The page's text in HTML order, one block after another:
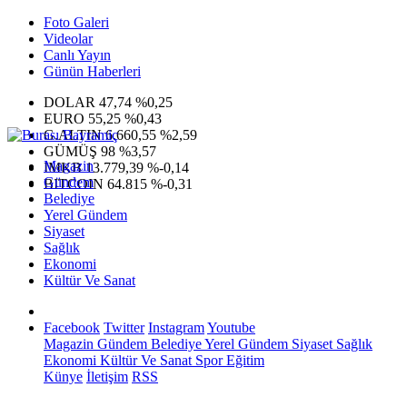
Foto Galeri
Videolar
Canlı Yayın
Günün Haberleri
DOLAR 47,74 %0,25
EURO 55,25 %0,43
G.ALTIN6.660,55 %2,59
GÜMÜŞ 98 %3,57
IMKB13.779,39 %-0,14
BITCOIN 64.815 %-0,31
Magazin
Gündem
Belediye
Yerel Gündem
Siyaset
Sağlık
Ekonomi
Kültür Ve Sanat
Facebook Twitter InstagramYoutube
Magazin Gündem BelediyeYerel Gündem Siyaset Sağlık
Ekonomi Kültür Ve Sanat SporEğitim
Künye İletişim RSS